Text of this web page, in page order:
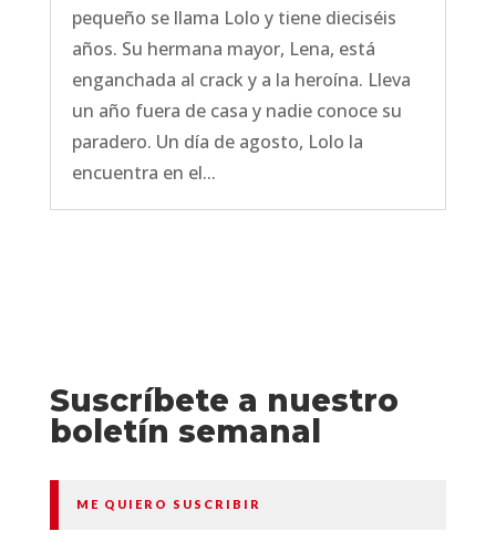
pequeño se llama Lolo y tiene dieciséis
años. Su hermana mayor, Lena, está
enganchada al crack y a la heroína. Lleva
un año fuera de casa y nadie conoce su
paradero. Un día de agosto, Lolo la
encuentra en el...
Suscríbete a nuestro
boletín semanal
ME QUIERO SUSCRIBIR